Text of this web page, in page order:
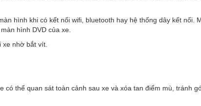
hình khi có kết nối wifi, bluetooth hay hệ thống dây kết nối.
hình DVD của xe.
nhờ bắt vít.
thể quan sát toàn cảnh sau xe và xóa tan điểm mù, tránh